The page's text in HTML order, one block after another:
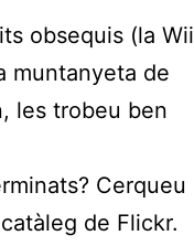
obsequis (la Wii
muntanyeta de
les trobeu ben
Cerqueu
de Flickr.